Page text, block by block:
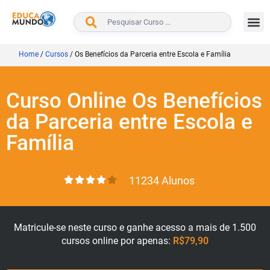
BUSCAR
Home / Cursos / Os Benefícios da Parceria entre Escola e Família
Curso Online Os Benefícios
da Parceria entre Escola e
Família
11234 Alunos
Matricule-se neste curso e ganhe acesso a mais de 1.500
cursos online por apenas: R$79,90